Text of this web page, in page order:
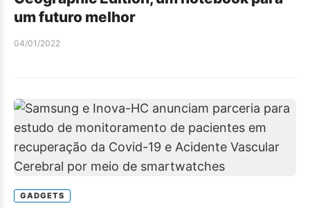
um futuro melhor
04/01/2022
GADGETS